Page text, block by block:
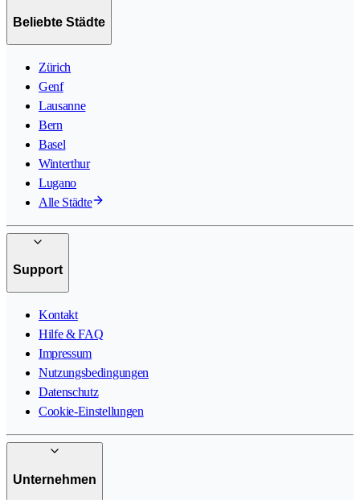
Beliebte Städte
Zürich
Genf
Lausanne
Bern
Basel
Winterthur
Lugano
Alle Städte
Support
Kontakt
Hilfe & FAQ
Impressum
Nutzungsbedingungen
Datenschutz
Cookie-Einstellungen
Unternehmen